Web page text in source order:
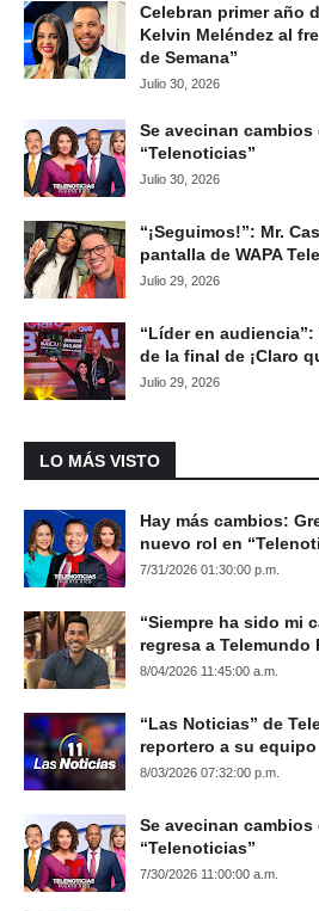
Celebran primer año
Kelvin Meléndez al
de Semana”
Julio 30, 2026
Se avecinan
“Telenoticias”
Julio 30, 2026
“¡Seguimos!”: Mr.
pantalla de WAPA
Julio 29, 2026
“Líder en audiencia”:
de la final de ¡Claro
Julio 29, 2026
LO MÁS VISTO
Hay más cambios:
nuevo rol en
7/31/2026 01:30:00 p.m.
“Siempre ha sido mi
regresa a Telemundo
8/04/2026 11:45:00 a.m.
“Las Noticias” de
reportero a su equipo
8/03/2026 07:32:00 p.m.
Se avecinan
“Telenoticias”
7/30/2026 11:00:00 a.m.